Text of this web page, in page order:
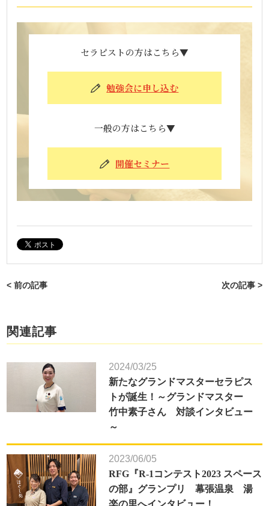
セラピストの方はこちら▼
勉強会に申し込む
一般の方はこちら▼
開催セミナー
< 前の記事 次の記事 >
関連記事
2024/03/25
新たなグランドマスターセラピス
トが誕生！～グランドマスター
竹中素子さん 対談インタビュー
～
2023/06/05
RFG『R-1コンテスト2023 スペース
の部』グランプリ 幕張温泉 湯
楽の里へインタビュー！